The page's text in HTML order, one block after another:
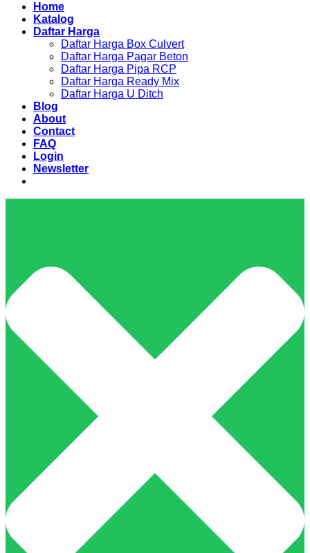
Home
Katalog
Daftar Harga
Daftar Harga Box Culvert
Daftar Harga Pagar Beton
Daftar Harga Pipa RCP
Daftar Harga Ready Mix
Daftar Harga U Ditch
Blog
About
Contact
FAQ
Login
Newsletter